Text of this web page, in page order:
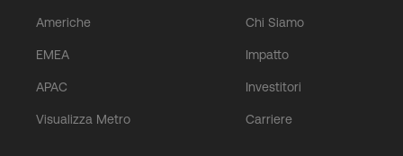
Americhe
EMEA
APAC
Visualizza Metro
Chi Siamo
Impatto
Investitori
Carriere